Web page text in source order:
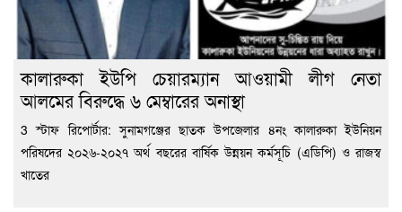
কালারুকা ইউপি চেয়ারম্যান আওয়ামী লীগ নেতা
আলমের বিরুদ্ধে ৬ মেম্বারের অনাস্থা
3 স্টাফ রিপোর্টার: সুনামগঞ্জের ছাতক উপজেলার ৪নং কালারুকা ইউনিয়ন
পরিষদের ২০২৬-২০২৭ অর্থ বছরের বার্ষিক উন্নয়ন কর্মসূচি (এডিপি) ও রাজস্ব
খাতের